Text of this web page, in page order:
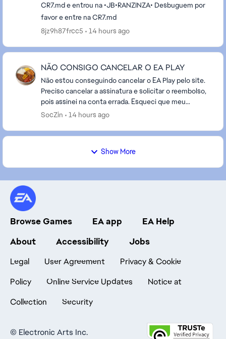
CR7.md e entrou na •JB•RANZINZA• Desbuguem por
favor e entre na CR7.md
8jz9h87frcc5
14 hours ago
NÃO CONSIGO CANCELAR O EA PLAY
Não estou conseguindo cancelar o EA Play pelo site.
Preciso cancelar a assinatura e solicitar o reembolso,
pois assinei na conta errada. Esqueci que meu
progresso no Battlefield e em outros jogos est...
SocZin 14 hours ago
Show More
Browse Games EA app
EA Help
About
Accessibility Jobs
Legal User Agreement
Privacy & Cookie
Policy
Online Service Updates
Notice at
Collection
Security
© Electronic Arts Inc.